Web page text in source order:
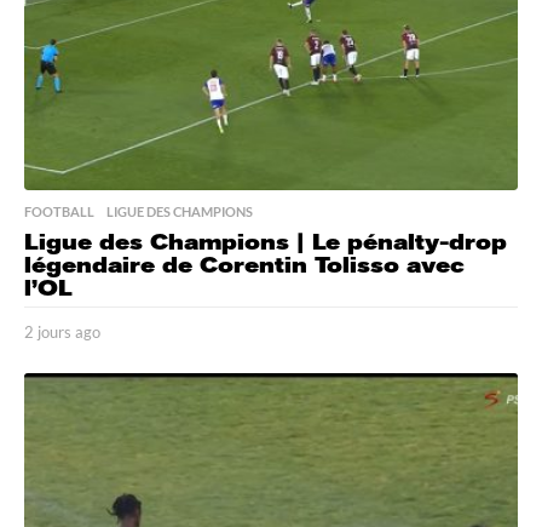
FOOTBALL ,LIGUE DES CHAMPIONS
Ligue des Champions | Le pénalty-drop
légendaire de Corentin Tolisso avec
l’OL
2 jours ago
o
o